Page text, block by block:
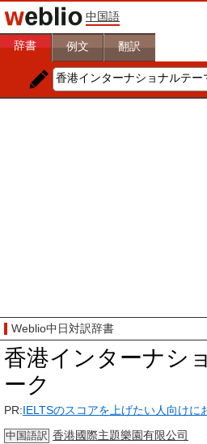
中国語
辞書 例文 翻訳
Weblio中日対訳辞書
香港インターナシ
ーク
PR:IELTSのスコアを上げたい人向けに
中国語訳 香港國際主題樂園有限公司